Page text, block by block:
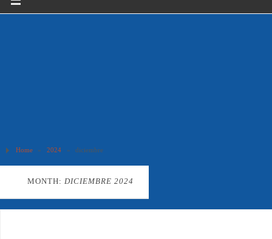
Home » 2024 » diciembre
MONTH: DICIEMBRE 2024